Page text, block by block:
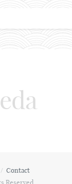
Contact
Reserved.